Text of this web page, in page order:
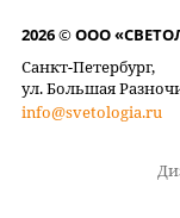
2026 © ООО
Санкт-Петербург,
ул. Большая
info@svetologia.ru